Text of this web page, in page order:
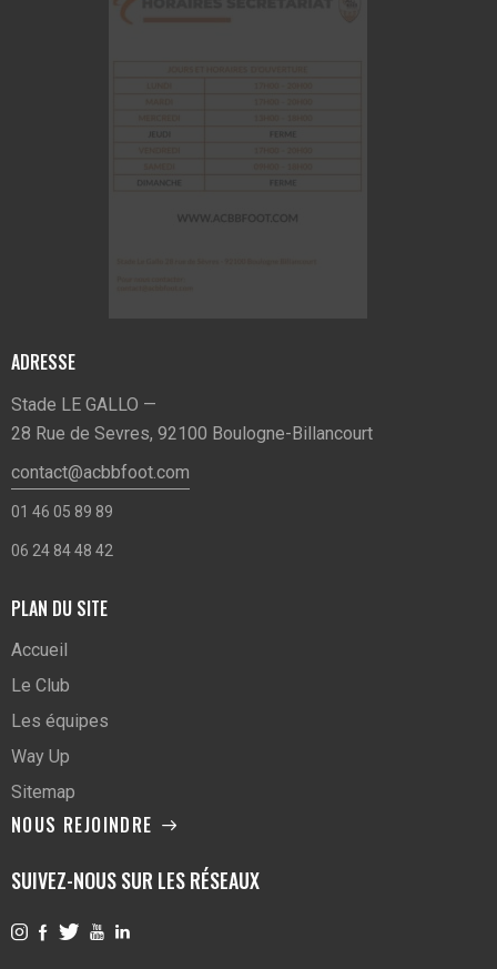
ADRESSE
Stade LE GALLO —
28 Rue de Sevres, 92100 Boulogne-Billancourt
contact@acbbfoot.com
01 46 05 89 89
06 24 84 48 42
PLAN DU SITE
Accueil
Le Club
Les équipes
Way Up
Sitemap
NOUS REJOINDRE
SUIVEZ-NOUS SUR LES RÉSEAUX